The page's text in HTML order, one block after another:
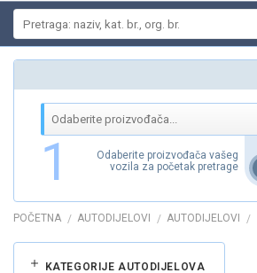
1
Odaberite proizvođača vašeg
vozila za početak pretrage
POČETNA / AUTODIJELOVI / AUTODIJELOVI /
KATEGORIJE AUTODIJELOVA